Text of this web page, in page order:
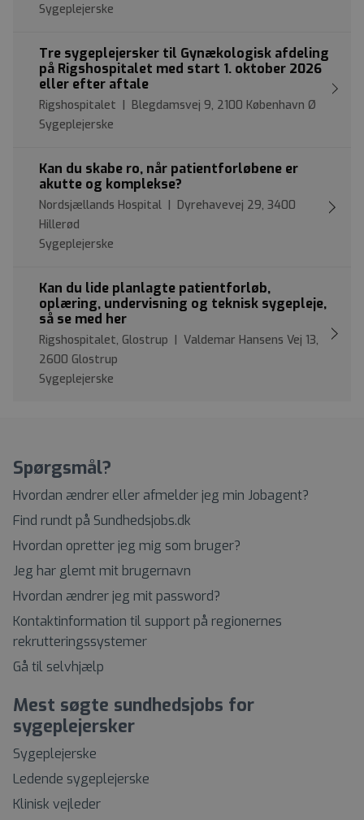
Sygeplejerske
Tre sygeplejersker til Gynækologisk afdeling
på Rigshospitalet med start 1. oktober 2026
eller efter aftale
Rigshospitalet | Blegdamsvej 9, 2100 København Ø
Sygeplejerske
Kan du skabe ro, når patientforløbene er
akutte og komplekse?
Nordsjællands Hospital | Dyrehavevej 29, 3400
Hillerød
Sygeplejerske
Kan du lide planlagte patientforløb,
oplæring, undervisning og teknisk sygepleje,
så se med her
Rigshospitalet, Glostrup | Valdemar Hansens Vej 13,
2600 Glostrup
Sygeplejerske
Spørgsmål?
Hvordan ændrer eller afmelder jeg min Jobagent?
Find rundt på Sundhedsjobs.dk
Hvordan opretter jeg mig som bruger?
Jeg har glemt mit brugernavn
Hvordan ændrer jeg mit password?
Kontaktinformation til support på regionernes
rekrutteringssystemer
Gå til selvhjælp
Mest søgte sundhedsjobs for
sygeplejersker
Sygeplejerske
Ledende sygeplejerske
Klinisk vejleder